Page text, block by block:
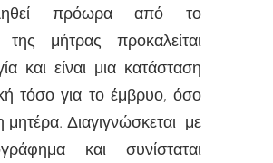
πρόωρα από το
της μήτρας προκαλείται
και είναι μια κατάσταση
τόσο για το έμβρυο, όσο
μητέρα. Διαγιγνώσκεται με
και συνίσταται